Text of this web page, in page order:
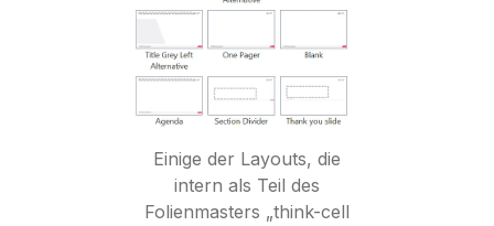
Einige der Layouts, die
intern als Teil des
Folienmasters „think-cell